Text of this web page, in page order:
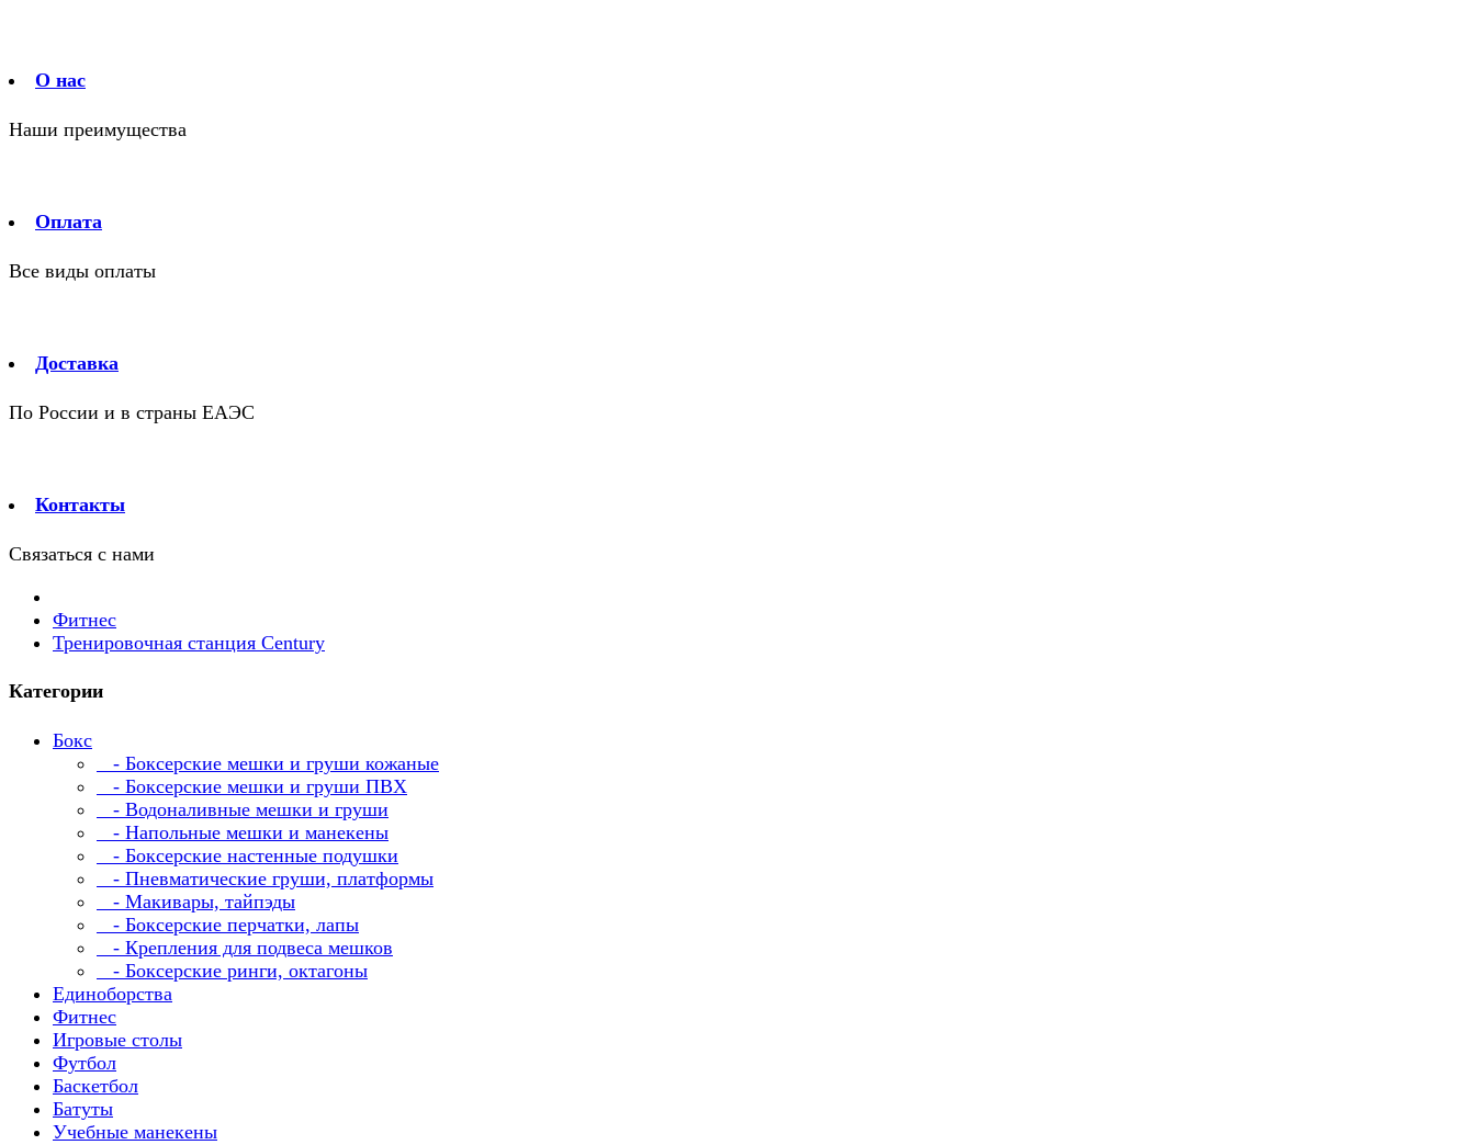
О нас
Наши преимущества
Оплата
Все виды оплаты
Доставка
По России и в страны ЕАЭС
Контакты
Связаться с нами
Фитнес
Тренировочная станция Century
Категории
Бокс
- Боксерские мешки и груши кожаные
- Боксерские мешки и груши ПВХ
- Водоналивные мешки и груши
- Напольные мешки и манекены
- Боксерские настенные подушки
- Пневматические груши, платформы
- Макивары, тайпэды
- Боксерские перчатки, лапы
- Крепления для подвеса мешков
- Боксерские ринги, октагоны
Единоборства
Фитнес
Игровые столы
Футбол
Баскетбол
Батуты
Учебные манекены